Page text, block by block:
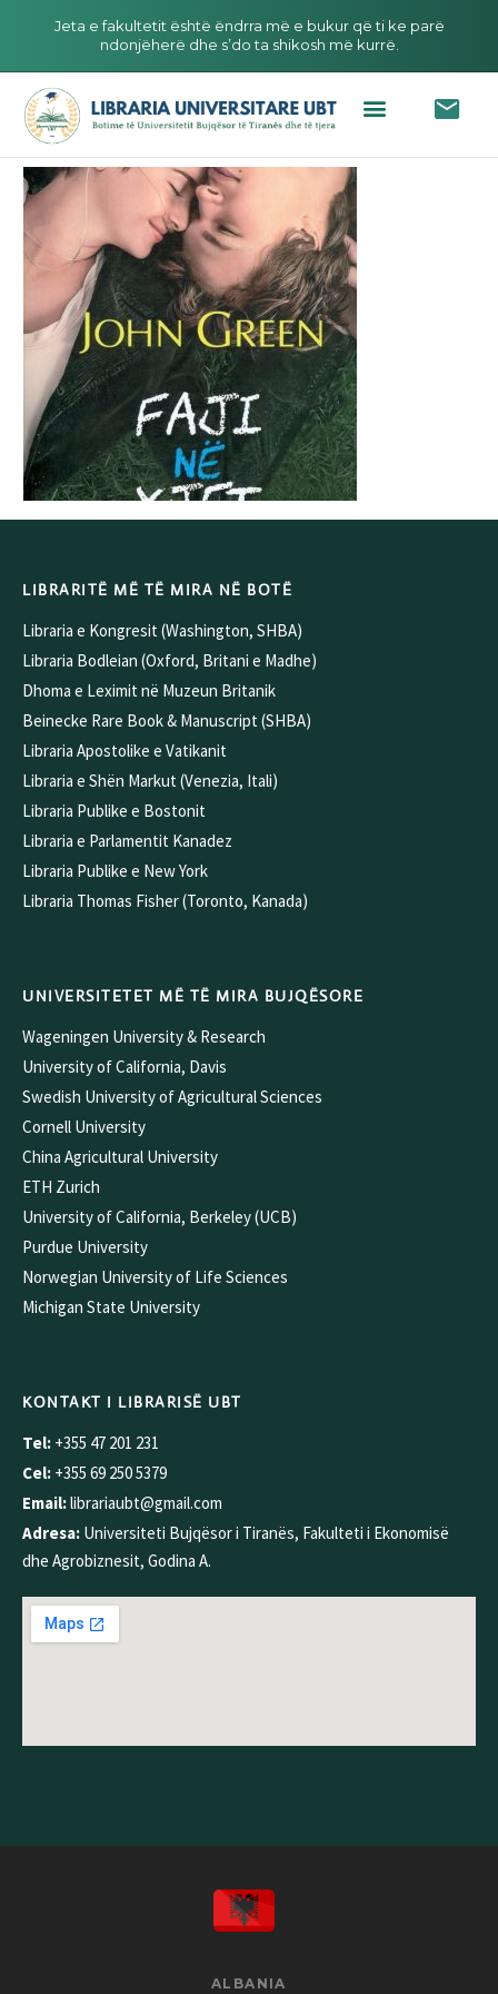
Jeta e fakultetit është ëndrra më e bukur që ti ke parë
ndonjëherë dhe s’do ta shikosh më kurrë.
LIBRARITË MË TË MIRA NË BOTË
Libraria e Kongresit (Washington, SHBA)
Libraria Bodleian (Oxford, Britani e Madhe)
Dhoma e Leximit në Muzeun Britanik
Beinecke Rare Book & Manuscript (SHBA)
Libraria Apostolike e Vatikanit
Libraria e Shën Markut (Venezia, Itali)
Libraria Publike e Bostonit
Libraria e Parlamentit Kanadez
Libraria Publike e New York
Libraria Thomas Fisher (Toronto, Kanada)
UNIVERSITETET MË TË MIRA BUJQËSORE
Wageningen University & Research
University of California, Davis
Swedish University of Agricultural Sciences
Cornell University
China Agricultural University
ETH Zurich
University of California, Berkeley (UCB)
Purdue University
Norwegian University of Life Sciences
Michigan State University
KONTAKT I LIBRARISË UBT
Tel: +355 47 201 231
Cel: +355 69 250 5379
Email:librariaubt@gmail.com
Adresa: Universiteti Bujqësor i Tiranës, Fakulteti i Ekonomisë
dhe Agrobiznesit, Godina A.
ALBANIA